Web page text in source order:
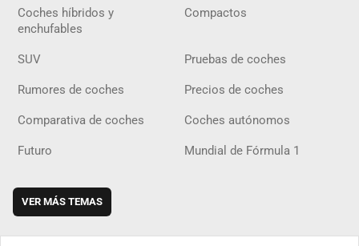
Coches híbridos y
enchufables
Compactos
SUV Pruebas de coches
Rumores de coches Precios de coches
Comparativa de coches Coches autónomos
Futuro Mundial de Fórmula 1
VER MÁS TEMAS